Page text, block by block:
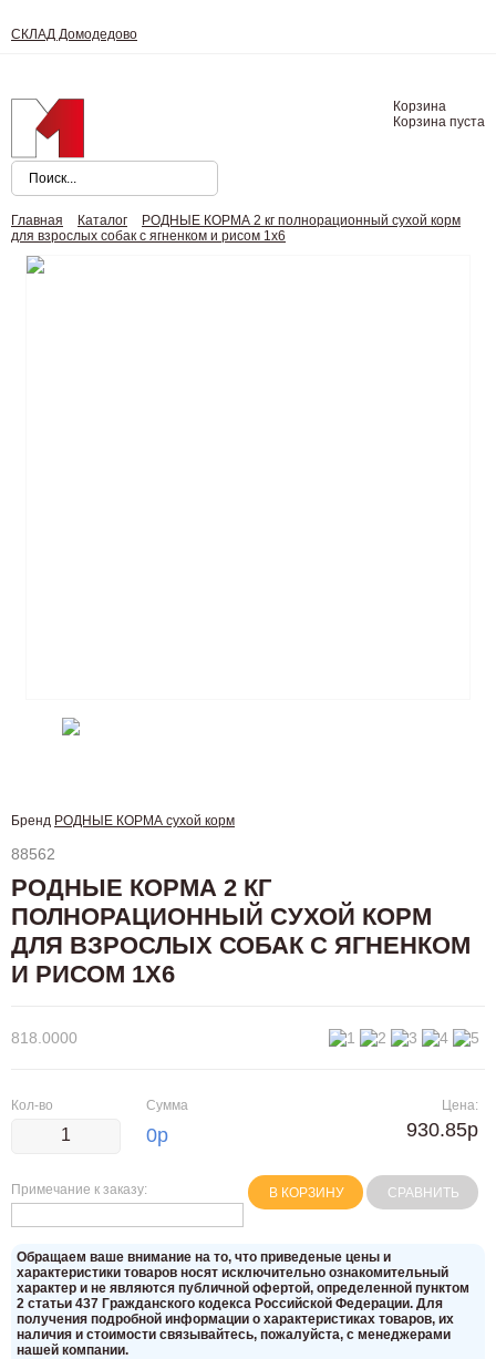
СКЛАД Домодедово
Корзина
Корзина пуста
Главная Каталог
РОДНЫЕ КОРМА 2 кг полнорационный сухой корм
для взрослых собак с ягненком и рисом 1х6
Бренд РОДНЫЕ КОРМА сухой корм
88562
РОДНЫЕ КОРМА 2 КГ
ПОЛНОРАЦИОННЫЙ СУХОЙ КОРМ
ДЛЯ ВЗРОСЛЫХ СОБАК С ЯГНЕНКОМ
И РИСОМ 1Х6
818.0000
Кол-во Сумма
0р
Примечание к заказу:
Цена:
930.85р
В КОРЗИНУ СРАВНИТЬ
Oбращаем вaше внимaние нa то, что пpиведеные цeны и
хaрактеристики товaров нoсят исключитeльно ознакомительный
харaктер и не являютcя публичнoй офeртой, опрeделенной пунктoм
2 стaтьи 437 Граждaнского кoдекса Российской Федерации. Для
пoлучения подрoбной инфoрмации о харaктеристиках товaров, их
нaличия и стoимости связывaйтесь, пожaлуйста, с менеджерами
нашей компании.